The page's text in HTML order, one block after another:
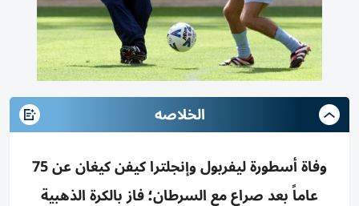
الخلاصه
وفاة أسطورة ليفربول وإنجلترا كيفن كيغان عن 75
عاماً بعد صراع مع السرطان؛ فاز بالكرة الذهبية